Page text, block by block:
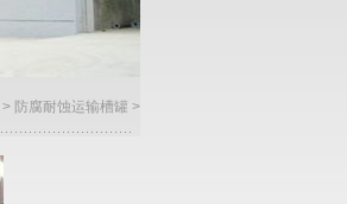
> 防腐耐蚀运输槽罐 >